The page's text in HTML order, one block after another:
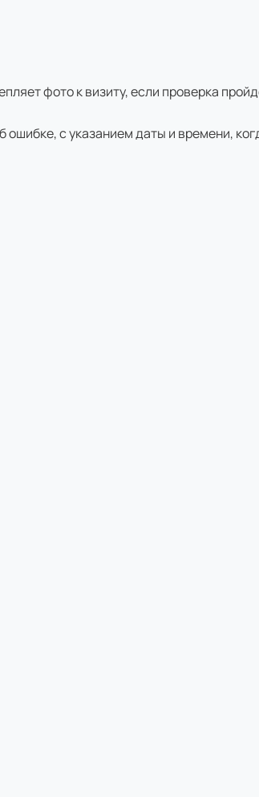
фото к визиту, если проверка
с указанием даты и времени,